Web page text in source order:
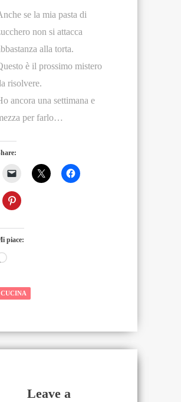
se la mia pasta di
non si attacca
alla torta.
è il prossimo mistero
risolvere.
ancora una settimana e
per farlo…
piace:
Caricamento
corso…
CUCINA
Leave a